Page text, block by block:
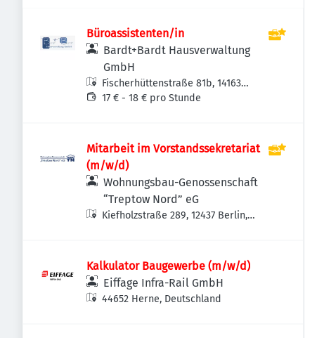
Büroassistenten/in
Bardt+Bardt Hausverwaltung
GmbH
Fischerhüttenstraße 81b, 14163
Berlin-Bezirk Steglitz-Zehlendorf,
17 € - 18 € pro Stunde
Mitarbeit im Vorstandssekretariat
(m/w/d)
Wohnungsbau-Genossenschaft
“Treptow Nord” eG
Kiefholzstraße 289, 12437 Berlin,
Kalkulator Baugewerbe (m/w/d)
Eiffage Infra-Rail GmbH
44652 Herne, Deutschland